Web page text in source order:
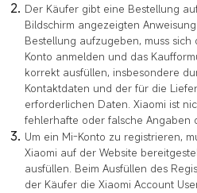
Der Käufer gibt eine Bestellung
Bildschirm angezeigten
Bestellung aufzugeben, muss
Konto anmelden und das
korrekt ausfüllen, insbesondere
Kontaktdaten und der für die
erforderlichen Daten. Xiaomi ist
fehlerhafte oder falsche Angaben
Um ein Mi-Konto zu registrieren,
Xiaomi auf der Website
ausfüllen. Beim Ausfüllen des
der Käufer die Xiaomi Account